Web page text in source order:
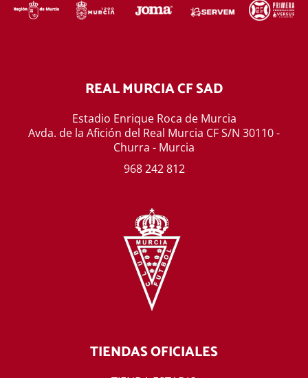
REAL MURCIA CF SAD
Estadio Enrique Roca de Murcia
Avda. de la Afición del Real Murcia CF S/N 30110 -
Churra - Murcia
968 242 812
TIENDAS OFICIALES